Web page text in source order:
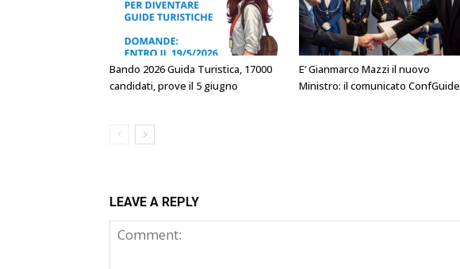
Bando 2026 Guida Turistica, 17000
candidati, prove il 5 giugno
E’ Gianmarco Mazzi il nuovo
Ministro: il comunicato ConfGuide
LEAVE A REPLY